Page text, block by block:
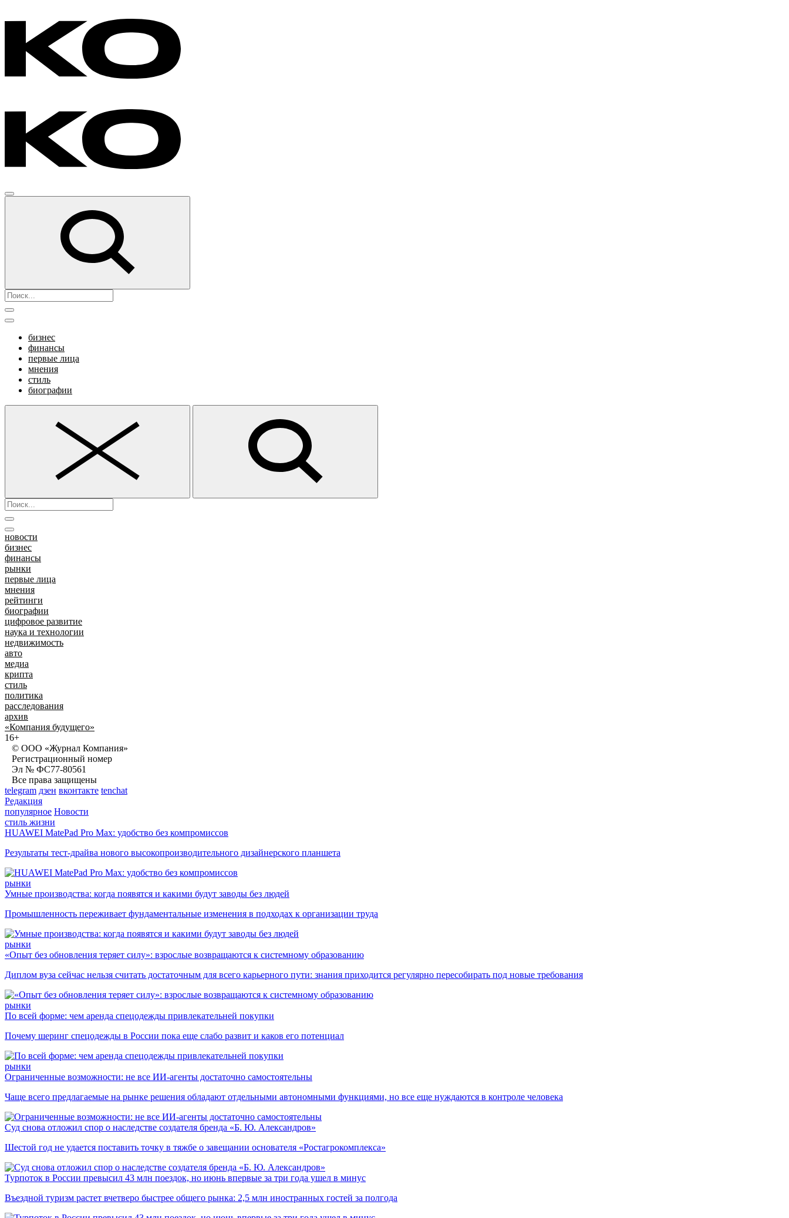
бизнес
финансы
первые лица
мнения
стиль
биографии
новости
бизнес
финансы
рынки
первые лица
мнения
рейтинги
биографии
цифровое развитие
наука и технологии
недвижимость
авто
медиа
крипта
стиль
политика
расследования
архив
«Компания будущего»
16+
© ООО «Журнал Компания»
Регистрационный номер
Эл № ФС77-80561
Все права защищены
telegram дзен вконтакте tenchat
Редакция
популярное Новости
стиль жизни
HUAWEI MatePad Pro Max: удобство без компромиссов
Результаты тест-драйва нового высокопроизводительного дизайнерского планшета
рынки
Умные производства: когда появятся и какими будут заводы без людей
Промышленность переживает фундаментальные изменения в подходах к организации труда
рынки
«Опыт без обновления теряет силу»: взрослые возвращаются к системному образованию
Диплом вуза сейчас нельзя считать достаточным для всего карьерного пути: знания приходится регулярно пересобирать под новые требования
рынки
По всей форме: чем аренда спецодежды привлекательней покупки
Почему шеринг спецодежды в России пока еще слабо развит и каков его потенциал
рынки
Ограниченные возможности: не все ИИ-агенты достаточно самостоятельны
Чаще всего предлагаемые на рынке решения обладают отдельными автономными функциями, но все еще нуждаются в контроле человека
Суд снова отложил спор о наследстве создателя бренда «Б. Ю. Александров»
Шестой год не удается поставить точку в тяжбе о завещании основателя «Ростагрокомплекса»
Турпоток в России превысил 43 млн поездок, но июнь впервые за три года ушел в минус
Въездной туризм растет вчетверо быстрее общего рынка: 2,5 млн иностранных гостей за полгода